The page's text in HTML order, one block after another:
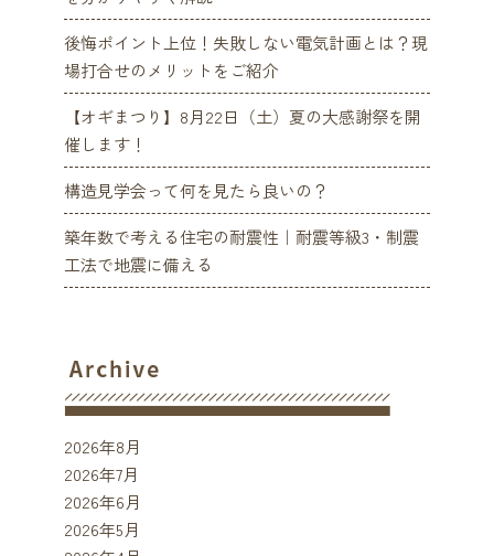
後悔ポイント上位！失敗しない電気計画とは？現
場打合せのメリットをご紹介
【オギまつり】8月22日（土）夏の大感謝祭を開
催します！
構造見学会って何を見たら良いの？
築年数で考える住宅の耐震性｜耐震等級3・制震
工法で地震に備える
2026年8月
2026年7月
2026年6月
2026年5月